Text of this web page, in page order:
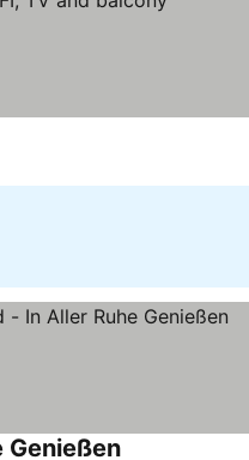
Genießen